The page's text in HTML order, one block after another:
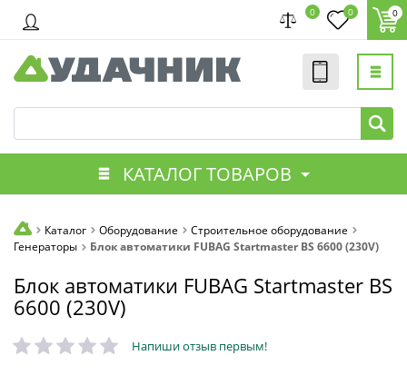
0 0 0
КАТАЛОГ ТОВАРОВ
Каталог Оборудование
Строительное оборудование
Генераторы
Блок автоматики FUBAG Startmaster BS 6600 (230V)
Блок автоматики FUBAG Startmaster BS
6600 (230V)
Напиши отзыв первым!